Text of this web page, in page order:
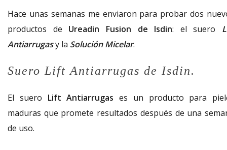
Hace unas semanas me enviaron para probar dos
productos de Ureadin Fusion de Isdin: el suero
Antiarrugasy la Solución Micelar.
Suero Lift Antiarrugas de Isdin.
El suero Lift Antiarrugas es un producto para
maduras que promete resultados después de una
de uso.